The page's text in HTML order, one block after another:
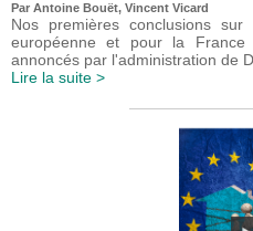
Par Antoine Bouët, Vincent Vicard
Nos premières conclusions
européenne et pour la France
annoncés par l'administration de
Lire la suite >